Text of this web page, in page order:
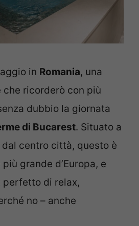
in Romania, una
che ricorderò con più
dubbio la giornata
di Bucarest. Situato a
centro città, questo è
grande d’Europa, e
perfetto di relax,
no – anche